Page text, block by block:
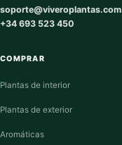
soporte@viveroplantas.com
+34 693 523 450
COMPRAR
Plantas de interior
Plantas de exterior
Aromáticas